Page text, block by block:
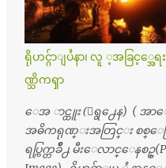
တစ္ခါစမ္းရင္ က်ပ္တစ္ေသာ
င့္ပါတယ္။ စာေရးသူ လြန္ခဲ့တဲ့
တြကိုလည္း ခုိးဝတ္တယ္။ မိန္
ရွိေပမယ့္ ကိုယ့္ကိုယ္ကို မိန္းမ
သိတာက ၉ တန္း၊ ၁၀ တန္း
စ္ကို ေမာင္နွမ အားလံုး ၆ ေယ
ေယာက္၊ အစ္မ ႏွစ္ေယာက္။
လည္း သူ႔ အေပါင္းအသ
တာ့ အမေတြနဲ႔ဘဲ ေပါင္း
အေဖကလည္း ေယာက္်ာ
က္်ားေလးလုိဘဲ ေနေစခ်င္တ
ရိုဟင္ဂ်ာျပႆနာ၊ လူ ့အခြင့္အေ
ဏ္သိကၡာ
ေအ ာင္ထူး (ေရွ႕ေန) ( အာ
အဓိကရုဏ္းအတြင္း စစ္ေ
ရပ္ကြက္တခ်ိဳ႕ မီးေလာင္ေနစဥ္